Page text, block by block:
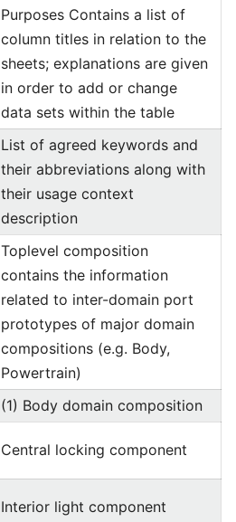
Purposes Contains a list of
column titles in relation to the
sheets; explanations are given
in order to add or change
data sets within the table
List of agreed keywords and
their abbreviations along with
their usage context
description
Toplevel composition
contains the information
related to inter-domain port
prototypes of major domain
compositions (e.g. Body,
Powertrain)
(1) Body domain composition
Central locking component
Interior light component